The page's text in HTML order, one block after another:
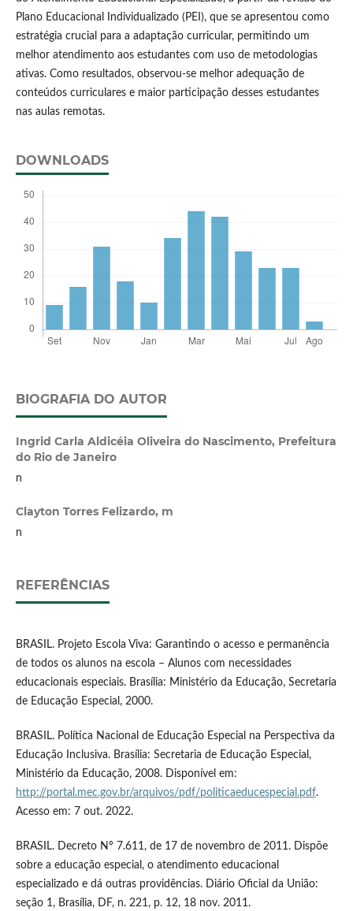
Plano Educacional Individualizado (PEI), que se apresentou como
estratégia crucial para a adaptação curricular, permitindo um
melhor atendimento aos estudantes com uso de metodologias
ativas. Como resultados, observou-se melhor adequação de
conteúdos curriculares e maior participação desses estudantes
nas aulas remotas.
DOWNLOADS
BIOGRAFIA DO AUTOR
Ingrid Carla Aldicéia Oliveira do Nascimento, Prefeitura
do Rio de Janeiro
n
Clayton Torres Felizardo, m
n
REFERÊNCIAS
BRASIL. Projeto Escola Viva: Garantindo o acesso e permanência
de todos os alunos na escola – Alunos com necessidades
educacionais especiais. Brasília: Ministério da Educação, Secretaria
de Educação Especial, 2000.
BRASIL. Política Nacional de Educação Especial na Perspectiva da
Educação Inclusiva. Brasília: Secretaria de Educação Especial,
Ministério da Educação, 2008. Disponível em:
http://portal.mec.gov.br/arquivos/pdf/politicaeducespecial.pdf.
Acesso em: 7 out. 2022.
BRASIL. Decreto Nº 7.611, de 17 de novembro de 2011. Dispõe
sobre a educação especial, o atendimento educacional
especializado e dá outras providências. Diário Oficial da União:
seção 1, Brasília, DF, n. 221, p. 12, 18 nov. 2011.